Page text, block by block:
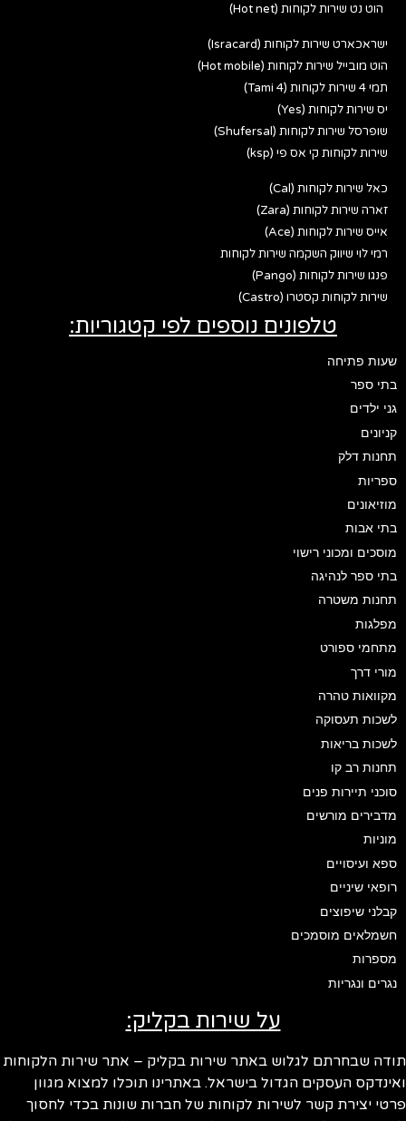
הוט נט שירות לקוחות (Hot net)
ישראכארט שירות לקוחות (Isracard)
הוט מובייל שירות לקוחות (Hot mobile)
תמי 4 שירות לקוחות (Tami 4)
יס שירות לקוחות (Yes)
שופרסל שירות לקוחות (Shufersal)
שירות לקוחות קי אס פי (ksp)
כאל שירות לקוחות (Cal)
זארה שירות לקוחות (Zara)
אייס שירות לקוחות (Ace)
רמי לוי שיווק השקמה שירות לקוחות
פנגו שירות לקוחות (Pango)
שירות לקוחות קסטרו (Castro)
טלפונים נוספים לפי קטגוריות:
שעות פתיחה
בתי ספר
גני ילדים
קניונים
תחנות דלק
ספריות
מוזיאונים
בתי אבות
מוסכים ומכוני רישוי
בתי ספר לנהיגה
תחנות משטרה
מפלגות
מתחמי ספורט
מורי דרך
מקוואות טהרה
לשכות תעסוקה
לשכות בריאות
תחנות רב קו
סוכני תיירות פנים
מדבירים מורשים
מוניות
ספא ועיסויים
רופאי שיניים
קבלני שיפוצים
חשמלאים מוסמכים
מספרות
נגרים ונגריות
על שירות בקליק:
תודה שבחרתם לגלוש באתר שירות בקליק – אתר שירות הלקוחות
ואינדקס העסקים הגדול בישראל. באתרינו תוכלו למצוא מגוון
פרטי יצירת קשר לשירות לקוחות של חברות שונות בכדי לחסוך